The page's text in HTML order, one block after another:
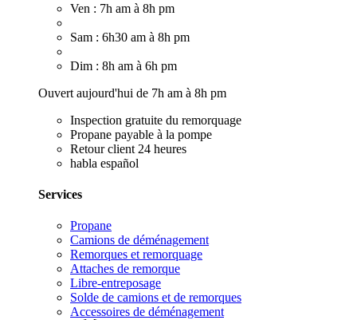
Ven : 7h am à 8h pm
Sam : 6h30 am à 8h pm
Dim : 8h am à 6h pm
Ouvert aujourd'hui de 7h am à 8h pm
Inspection gratuite du remorquage
Propane payable à la pompe
Retour client 24 heures
habla español
Services
Propane
Camions de déménagement
Remorques et remorquage
Attaches de remorque
Libre-entreposage
Solde de camions et de remorques
Accessoires de déménagement